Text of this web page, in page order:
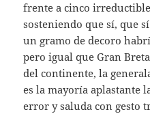
frente a cinco
sosteniendo que sí, que
un gramo de decoro
pero igual que Gran
del continente, la
es la mayoría aplastante
error y saluda con gesto